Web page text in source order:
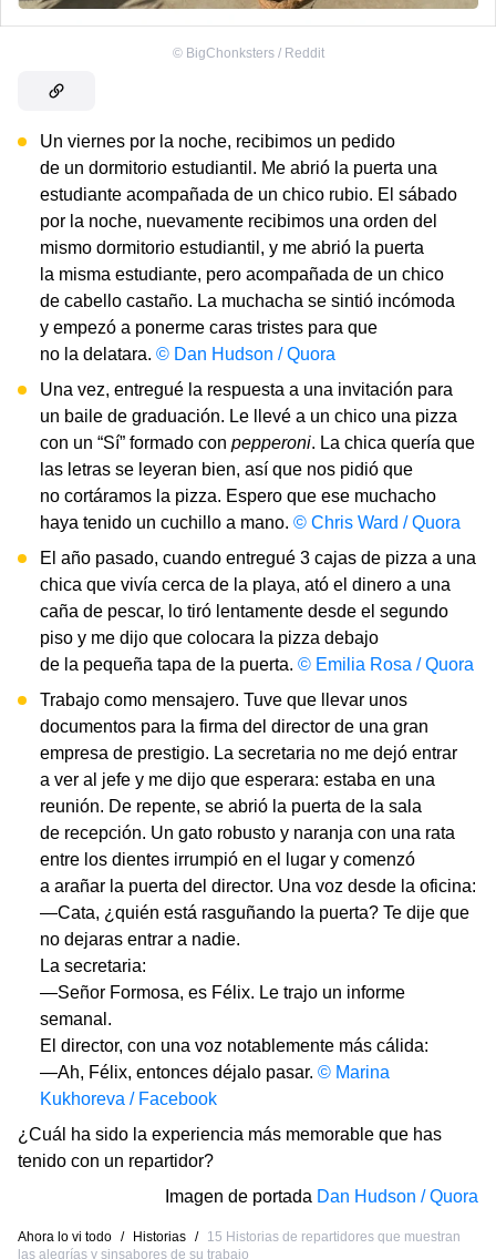
© BigChonksters / Reddit
Un viernes por la noche, recibimos un pedido
de un dormitorio estudiantil. Me abrió la puerta una
estudiante acompañada de un chico rubio. El sábado
por la noche, nuevamente recibimos una orden del
mismo dormitorio estudiantil, y me abrió la puerta
la misma estudiante, pero acompañada de un chico
de cabello castaño. La muchacha se sintió incómoda
y empezó a ponerme caras tristes para que
no la delatara. © Dan Hudson / Quora
Una vez, entregué la respuesta a una invitación para
un baile de graduación. Le llevé a un chico una pizza
con un “Sí” formado con pepperoni. La chica quería que
las letras se leyeran bien, así que nos pidió que
no cortáramos la pizza. Espero que ese muchacho
haya tenido un cuchillo a mano. © Chris Ward / Quora
El año pasado, cuando entregué 3 cajas de pizza a una
chica que vivía cerca de la playa, ató el dinero a una
caña de pescar, lo tiró lentamente desde el segundo
piso y me dijo que colocara la pizza debajo
de la pequeña tapa de la puerta. © Emilia Rosa / Quora
Trabajo como mensajero. Tuve que llevar unos
documentos para la firma del director de una gran
empresa de prestigio. La secretaria no me dejó entrar
a ver al jefe y me dijo que esperara: estaba en una
reunión. De repente, se abrió la puerta de la sala
de recepción. Un gato robusto y naranja con una rata
entre los dientes irrumpió en el lugar y comenzó
a arañar la puerta del director. Una voz desde la oficina:
—Cata, ¿quién está rasguñando la puerta? Te dije que
no dejaras entrar a nadie.
La secretaria:
—Señor Formosa, es Félix. Le trajo un informe
semanal.
El director, con una voz notablemente más cálida:
—Ah, Félix, entonces déjalo pasar. © Marina
Kukhoreva / Facebook
¿Cuál ha sido la experiencia más memorable que has
tenido con un repartidor?
Imagen de portada Dan Hudson / Quora
Ahora lo vi todo / Historias /
15 Historias de repartidores que muestran
las alegrías y sinsabores de su trabajo